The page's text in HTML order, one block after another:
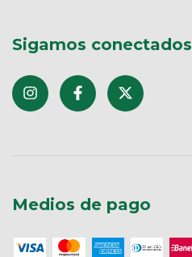
Sigamos conectados
Medios de pago